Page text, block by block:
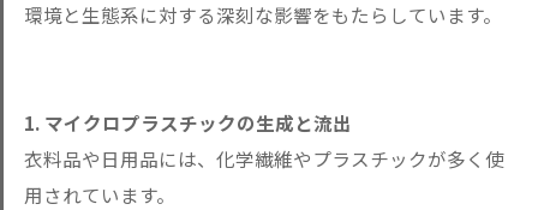
環境と生態系に対する深刻な影響をもたらしています。
1. マイクロプラスチックの生成と流出
衣料品や日用品には、化学繊維やプラスチックが多く使
用されています。